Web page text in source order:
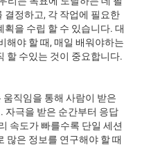
결정하고, 각 작업에 필요한
을 수립 할 수 있습니다. 대
해야 할 때, 매일 배워야하는
할 수있는 것이 중요합니다.
직임을 통해 사람이 받은
자극을 받은 순간부터 응답
속도가 빠를수록 단일 세션
많은 정보를 연구해야 할 때